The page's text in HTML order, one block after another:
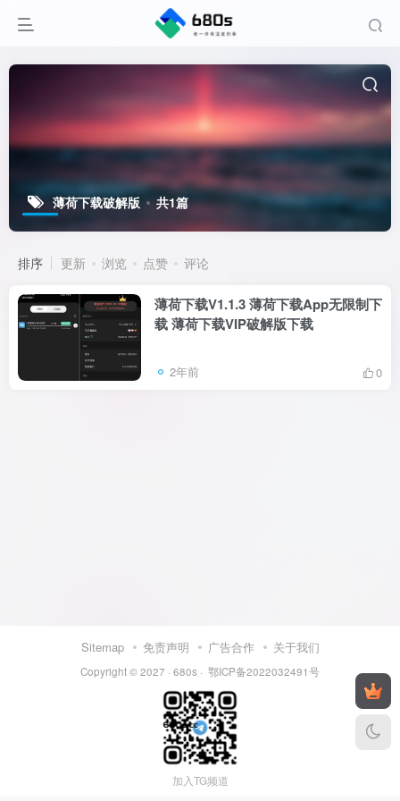
薄荷下载破解版 共1篇
排序 更新 浏览 点赞 评论
薄荷下载V1.1.3 薄荷下载App无限制下
载 薄荷下载VIP破解版下载
2年前 0
Sitemap 免责声明 广告合作 关于我们
Copyright © 2027 · 680s · 鄂ICP备2022032491号
加入TG频道